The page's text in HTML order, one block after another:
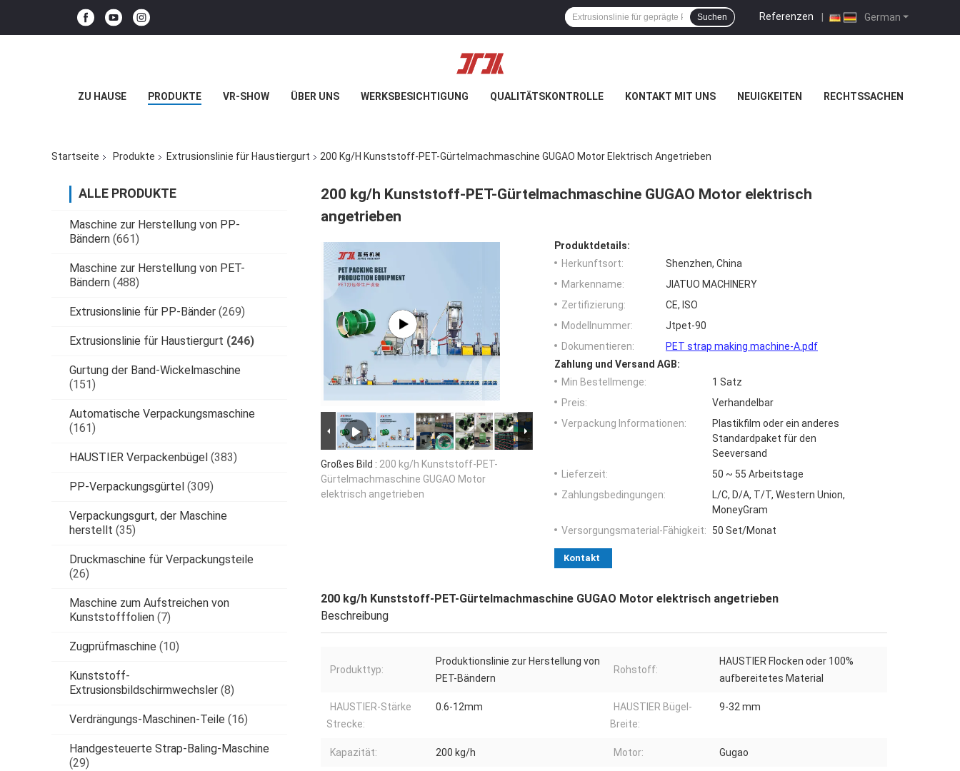
German
Referenzen |
Suchen
ZU HAUSE PRODUKTE VR-SHOW ÜBER UNS WERKSBESICHTIGUNG QUALITÄTSKONTROLLE KONTAKT MIT UNS NEUIGKEITEN RECHTSSACHEN
Startseite Produkte Extrusionslinie für Haustiergurt 200 Kg/h Kunststoff-PET-Gürtelmachmaschine GUGAO Motor Elektrisch Angetrieben
ALLE PRODUKTE
Maschine zur Herstellung von PP-
Bändern (661)
Maschine zur Herstellung von PET-
Bändern (488)
Extrusionslinie für PP-Bänder (269)
Extrusionslinie für Haustiergurt (246)
Gurtung der Band-Wickelmaschine
(151)
Automatische Verpackungsmaschine
(161)
HAUSTIER Verpackenbügel (383)
PP-Verpackungsgürtel (309)
Verpackungsgurt, der Maschine
herstellt (35)
Druckmaschine für Verpackungsteile
(26)
Maschine zum Aufstreichen von
Kunststofffolien (7)
Zugprüfmaschine (10)
Kunststoff-
Extrusionsbildschirmwechsler (8)
Verdrängungs-Maschinen-Teile (16)
Handgesteuerte Strap-Baling-Maschine
(29)
200 kg/h Kunststoff-PET-Gürtelmachmaschine GUGAO Motor elektrisch
angetrieben
Großes Bild : 200 kg/h Kunststoff-PET-
Gürtelmachmaschine GUGAO Motor
elektrisch angetrieben
Produktdetails:
Herkunftsort:
Shenzhen, China
Markenname:
JIATUO MACHINERY
Zertifizierung:
CE, ISO
Modellnummer:
Jtpet-90
Dokumentieren:
PET strap making machine-A.pdf
Zahlung und Versand AGB:
Min Bestellmenge:
1 Satz
Preis:
Verhandelbar
Verpackung Informationen:
Plastikfilm oder ein anderes
Standardpaket für den
Seeversand
Lieferzeit:
50 ~ 55 Arbeitstage
Zahlungsbedingungen:
L/C, D/A, T/T, Western Union,
MoneyGram
Versorgungsmaterial-Fähigkeit:
50 Set/Monat
Kontakt
200 kg/h Kunststoff-PET-Gürtelmachmaschine GUGAO Motor elektrisch angetrieben
Beschreibung
Produkttyp:
Produktionslinie zur Herstellung von
PET-Bändern
Rohstoff:
HAUSTIER Flocken oder 100%
aufbereitetes Material
HAUSTIER-Stärke
Strecke:
0.6-12mm
HAUSTIER Bügel-
Breite:
9-32 mm
Kapazität: 200 kg/h Motor: Gugao